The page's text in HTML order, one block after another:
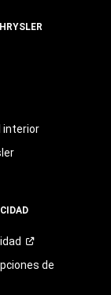
interior
de